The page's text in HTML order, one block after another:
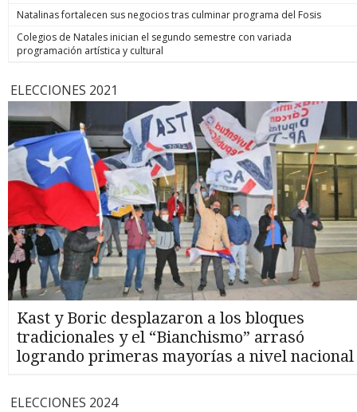
Natalinas fortalecen sus negocios tras culminar programa del Fosis
Colegios de Natales inician el segundo semestre con variada
programación artística y cultural
ELECCIONES 2021
Kast y Boric desplazaron a los bloques
tradicionales y el “Bianchismo” arrasó
logrando primeras mayorías a nivel nacional
ELECCIONES 2024